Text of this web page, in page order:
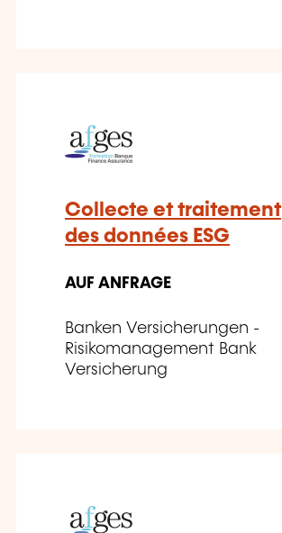
Collecte et traitement
des données ESG
AUF ANFRAGE
Banken Versicherungen -
Risikomanagement Bank
Versicherung